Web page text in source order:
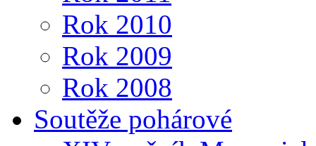
Rok 2010
Rok 2009
Rok 2008
Soutěže pohárové